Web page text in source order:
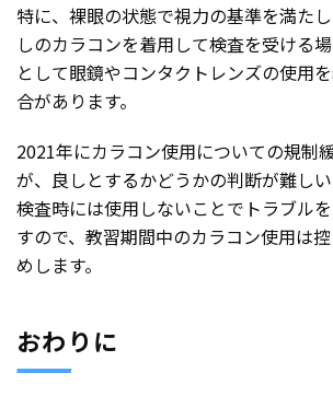
特に、裸眼の状態で視力の基準を満た
しのカラコンを着用して検査を受ける
として眼鏡やコンタクトレンズの使用
合があります。
2021年にカラコン使用についての規制
が、良しとするかどうかの判断が難しい
検査時には使用しないことでトラブル
すので、教習期間中のカラコン使用は
めします。
おわりに